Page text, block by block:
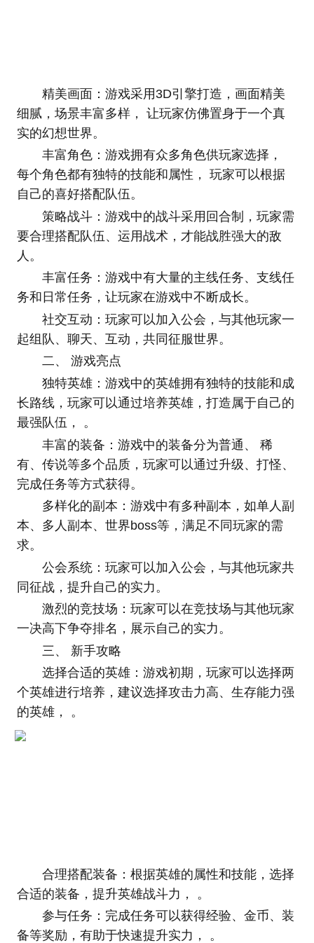
精美画面：游戏采用3D引擎打造，画面精美
细腻，场景丰富多样， 让玩家仿佛置身于一个真
实的幻想世界。
丰富角色：游戏拥有众多角色供玩家选择，
每个角色都有独特的技能和属性， 玩家可以根据
自己的喜好搭配队伍。
策略战斗：游戏中的战斗采用回合制，玩家需
要合理搭配队伍、运用战术，才能战胜强大的敌
人。
丰富任务：游戏中有大量的主线任务、支线任
务和日常任务，让玩家在游戏中不断成长。
社交互动：玩家可以加入公会，与其他玩家一
起组队、聊天、互动，共同征服世界。
二、 游戏亮点
独特英雄：游戏中的英雄拥有独特的技能和成
长路线，玩家可以通过培养英雄，打造属于自己的
最强队伍， 。
丰富的装备：游戏中的装备分为普通、 稀
有、传说等多个品质，玩家可以通过升级、打怪、
完成任务等方式获得。
多样化的副本：游戏中有多种副本，如单人副
本、多人副本、世界boss等，满足不同玩家的需
求。
公会系统：玩家可以加入公会，与其他玩家共
同征战，提升自己的实力。
激烈的竞技场：玩家可以在竞技场与其他玩家
一决高下争夺排名，展示自己的实力。
三、 新手攻略
选择合适的英雄：游戏初期，玩家可以选择两
个英雄进行培养，建议选择攻击力高、生存能力强
的英雄， 。
合理搭配装备：根据英雄的属性和技能，选择
合适的装备，提升英雄战斗力， 。
参与任务：完成任务可以获得经验、金币、装
备等奖励，有助于快速提升实力， 。